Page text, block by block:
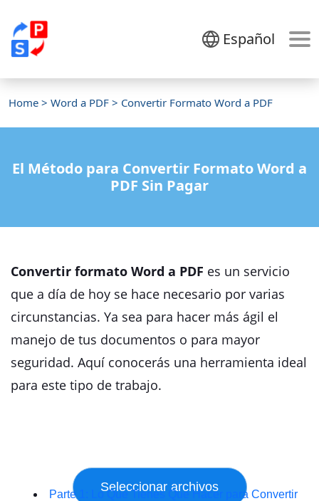
Español
Home > Word a PDF > Convertir Formato Word a PDF
El Método para Convertir Formato Word a
PDF Sin Pagar
Convertir formato Word a PDF es un servicio
que a día de hoy se hace necesario por varias
circunstancias. Ya sea para hacer más ágil el
manejo de tus documentos o para mayor
seguridad. Aquí conocerás una herramienta ideal
para este tipo de trabajo.
Parte 1: Lo Que Tienes Que Hacer para Convertir